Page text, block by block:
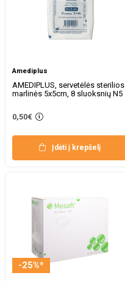
Amediplus
AMEDIPLUS, servetėlės sterilios
marlinės 5x5cm, 8 sluoksnių N5
0,50€
Įdėti į krepšelį
-25%*